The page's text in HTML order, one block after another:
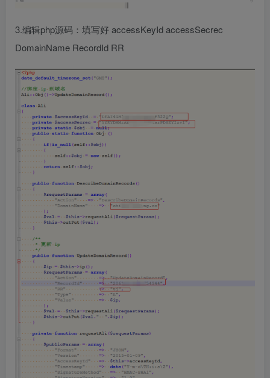
3.编辑php源码：填写好 accessKeyId accessSecrec
DomainName RecordId RR